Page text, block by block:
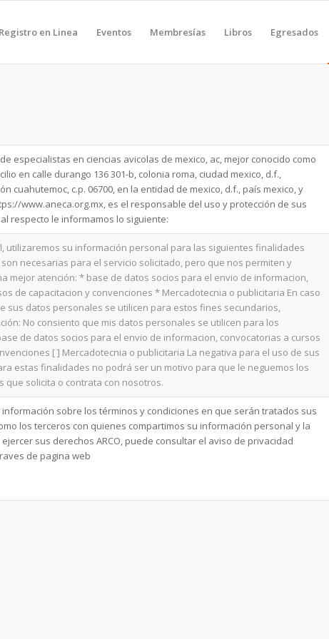
Registro en Linea Eventos Membresías Libros Egresados
especialistas en ciencias avicolas de mexico, ac, mejor conocido como
en calle durango 136 301-b, colonia roma, ciudad mexico, d.f.,
cuahutemoc, c.p. 06700, en la entidad de mexico, d.f., país mexico, y
www.aneca.org.mx, es el responsable del uso y protección de sus
respecto le informamos lo siguiente:
utilizaremos su información personal para las siguientes finalidades
necesarias para el servicio solicitado, pero que nos permiten y
mejor atención: * base de datos socios para el envio de informacion,
de capacitacion y convenciones * Mercadotecnia o publicitaria En caso
sus datos personales se utilicen para estos fines secundarios,
No consiento que mis datos personales se utilicen para los
de datos socios para el envio de informacion, convocatorias a cursos
[ ] Mercadotecnia o publicitaria La negativa para el uso de sus
estas finalidades no podrá ser un motivo para que le neguemos los
que solicita o contrata con nosotros.
sobre los términos y condiciones en que serán tratados sus
los terceros con quienes compartimos su información personal y la
sus derechos ARCO, puede consultar el aviso de privacidad
de pagina web